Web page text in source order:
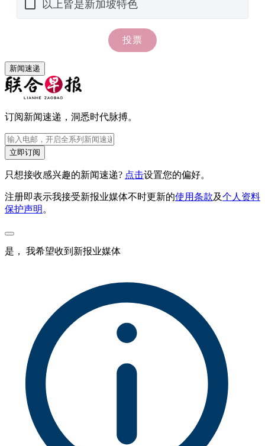
新闻速递
订阅新闻速递，洞悉时代脉搏。
立即订阅
只想接收感兴趣的新闻速递? 点击设置您的偏好。
注册即表示我接受新报业媒体不时更新的使用条款及个人资料
保护声明 。
是， 我希望收到新报业媒体